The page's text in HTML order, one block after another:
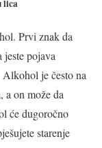
lica
Prvi znak da
jeste pojava
je često na
a on može da
će dugoročno
starenje